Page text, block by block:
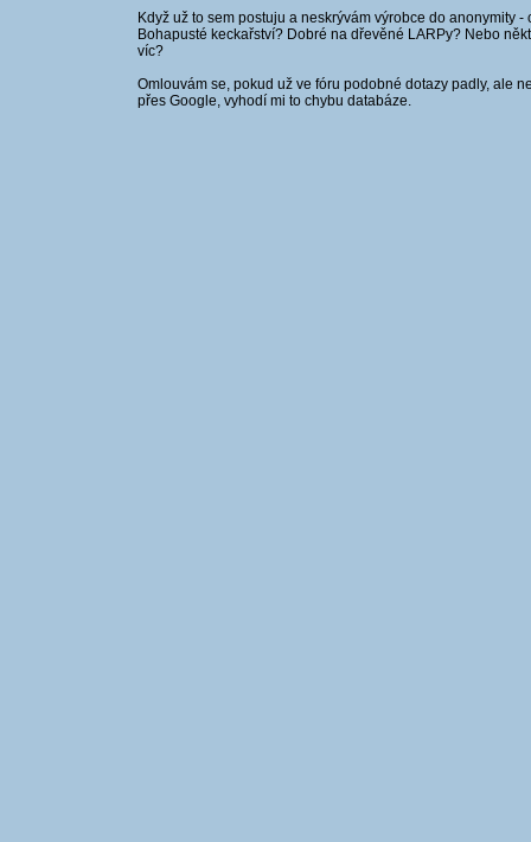
Když už to sem postuju a neskrývám výrobce do anonymity
Bohapusté keckařství? Dobré na dřevěné LARPy? Nebo
víc?
Omlouvám se, pokud už ve fóru podobné dotazy padly, ale
přes Google, vyhodí mi to chybu databáze.